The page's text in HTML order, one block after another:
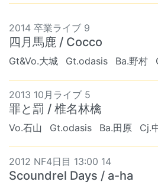
2014 卒業ライブ 9
四月馬鹿 / Cocco
Gt&Vo.大城 Gt.odasis Ba.野村
2013 10月ライブ 5
罪と罰 / 椎名林檎
Vo.石山 Gt.odasis Ba.田原 Cj.
2012 NF4日目 13:00 14
Scoundrel Days / a-ha